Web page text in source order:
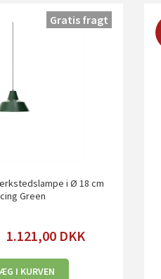
i Ø 18 cm
Green
1.121,00 DKK
I KURVEN
Gratis fragt